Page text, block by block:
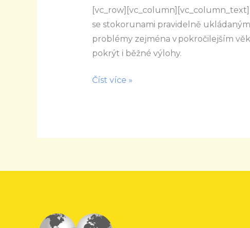
se stokorunami pravidelně
problémy zejména v pokročilejším
pokrýt i běžné výlohy.
jsme
sdílely
s
Newstreamem
Moseru
Číst více »